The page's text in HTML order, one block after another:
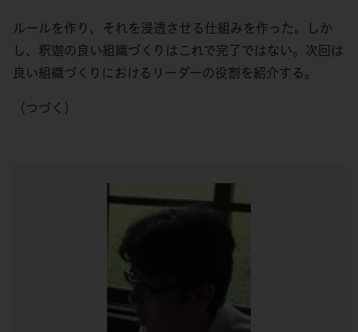
ルールを作り、それを浸透させる仕組みを作った。しか
し、釈迦の良い組織づくりはこれで完了ではない。次回は
良い組織づくりにおけるリーダーの役割を紹介する。
（つづく）